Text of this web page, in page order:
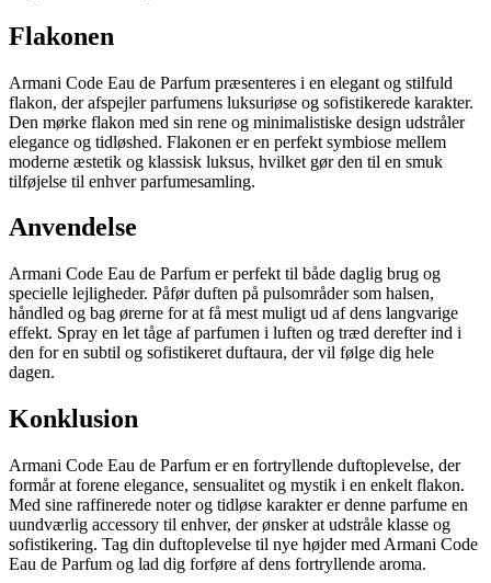
Flakonen
Armani Code Eau de Parfum præsenteres i en elegant og stilfuld
flakon, der afspejler parfumens luksuriøse og sofistikerede karakter.
Den mørke flakon med sin rene og minimalistiske design udstråler
elegance og tidløshed. Flakonen er en perfekt symbiose mellem
moderne æstetik og klassisk luksus, hvilket gør den til en smuk
tilføjelse til enhver parfumesamling.
Anvendelse
Armani Code Eau de Parfum er perfekt til både daglig brug og
specielle lejligheder. Påfør duften på pulsområder som halsen,
håndled og bag ørerne for at få mest muligt ud af dens langvarige
effekt. Spray en let tåge af parfumen i luften og træd derefter ind i
den for en subtil og sofistikeret duftaura, der vil følge dig hele
dagen.
Konklusion
Armani Code Eau de Parfum er en fortryllende duftoplevelse, der
formår at forene elegance, sensualitet og mystik i en enkelt flakon.
Med sine raffinerede noter og tidløse karakter er denne parfume en
uundværlig accessory til enhver, der ønsker at udstråle klasse og
sofistikering. Tag din duftoplevelse til nye højder med Armani Code
Eau de Parfum og lad dig forføre af dens fortryllende aroma.